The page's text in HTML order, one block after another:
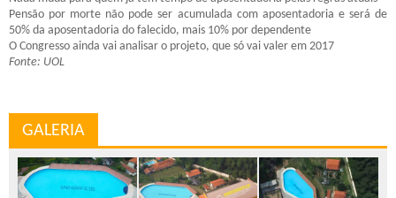
Pensão por morte não pode ser acumulada com aposentadoria e será de
50% da aposentadoria do falecido, mais 10% por dependente
O Congresso ainda vai analisar o projeto, que só vai valer em 2017
Fonte: UOL
GALERIA